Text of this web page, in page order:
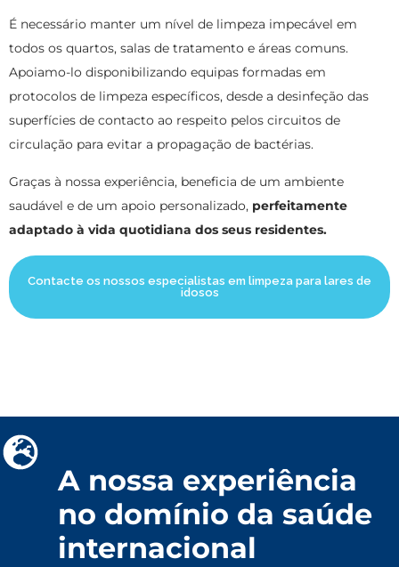
É necessário manter um nível de limpeza impecável em
todos os quartos, salas de tratamento e áreas comuns.
Apoiamo-lo disponibilizando equipas formadas em
protocolos de limpeza específicos, desde a desinfeção das
superfícies de contacto ao respeito pelos circuitos de
circulação para evitar a propagação de bactérias.
Graças à nossa experiência, beneficia de um ambiente
saudável e de um apoio personalizado, perfeitamente
adaptado à vida quotidiana dos seus residentes.
Contacte os nossos especialistas em limpeza para lares de
idosos
A nossa experiência
no domínio da saúde
internacional